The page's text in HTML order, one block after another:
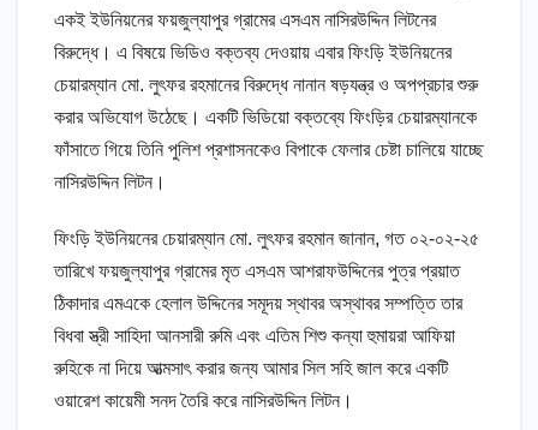
একই ইউনিয়নের ফয়জুল্যাপুর গ্রামের এসএম নাসিরউদ্দিন লিটনের
বিরুদ্ধে। এ বিষয়ে ভিডিও বক্তব্য দেওয়ায় এবার ফিংড়ি ইউনিয়নের
চেয়ারম্যান মো. লুৎফর রহমানের বিরুদ্ধে নানান ষড়যন্ত্র ও অপপ্রচার শুরু
করার অভিযোগ উঠেছে। একটি ভিডিয়ো বক্তব্যে ফিংড়ির চেয়ারম্যানকে
ফাঁসাতে গিয়ে তিনি পুলিশ প্রশাসনকেও বিপাকে ফেলার চেষ্টা চালিয়ে যাচ্ছে
নাসিরউদ্দিন লিটন।
ফিংড়ি ইউনিয়নের চেয়ারম্যান মো. লুৎফর রহমান জানান, গত ০২-০২-২৫
তারিখে ফয়জুল্যাপুর গ্রামের মৃত এসএম আশরাফউদ্দিনের পুত্র প্রয়াত
ঠিকাদার এমএকে হেলাল উদ্দিনের সমূদয় স্থাবর অস্থাবর সম্পত্তি তার
বিধবা স্ত্রী সাহিদা আনসারী রুমি এবং এতিম শিশু কন্যা হুমায়রা আফিয়া
রুহিকে না দিয়ে আত্মসাৎ করার জন্য আমার সিল সহি জাল করে একটি
ওয়ারেশ কায়েমী সনদ তৈরি করে নাসিরউদ্দিন লিটন।